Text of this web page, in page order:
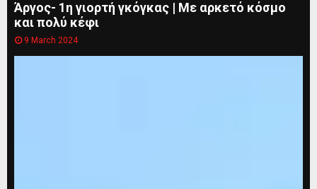
Άργος- 1η γιορτή γκόγκας | Με αρκετό κόσμο
και πολύ κέφι
9 March 2024